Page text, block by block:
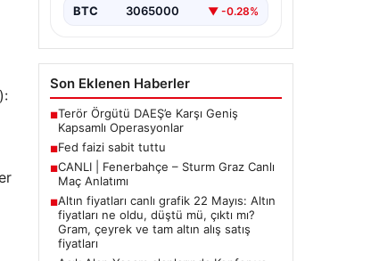
BTC 3065000 ▼ -0.28%
Son Eklenen Haberler
■Terör Örgütü DAEŞ’e Karşı Geniş
Kapsamlı Operasyonlar
■Fed faizi sabit tuttu
■CANLI | Fenerbahçe – Sturm Graz Canlı
Maç Anlatımı
■Altın fiyatları canlı grafik 22 Mayıs: Altın
fiyatları ne oldu, düştü mü, çıktı mı?
Gram, çeyrek ve tam altın alış satış
fiyatları